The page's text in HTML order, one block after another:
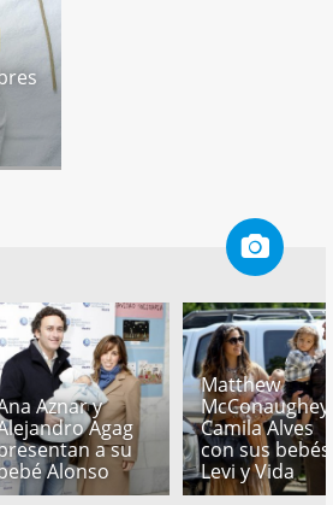
Aznar y
Agag
a su
Alonso
Matthew
McConaughey y
Camila Alves
con sus bebés
Levi y Vida